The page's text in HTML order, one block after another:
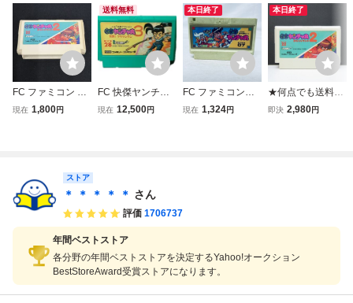
FC ファミコン 快
傑ヤンチャ丸2か
ファミコン(08098
米
現在 1,800円
送料無料
FC 快傑ヤンチャ
丸3 対決!ゾウリン
現在 12,500円
本日終了
FC ファミコンソ
フト 快傑ヤンチャ
現在 1,324円
本日終了
★何点でも送料１
８５円★ 快傑ヤン
即決 2,980円
ストア
＊ ＊ ＊ ＊ ＊ さん
評価 1706737
年間ベストストア
各分野の年間ベストストアを決定するYahoo!オークション
BestStoreAward受賞ストアになります。